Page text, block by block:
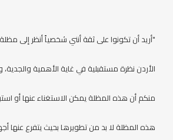
"أريد أن تكونوا على ثقة أنني شخصياً أنظر إلى
الأردن نظرة مستقبلية في غاية الأهمية والجدية،
منكم أن هذه المظلة يمكن الاستغناء عنها أو
هذه المظلة لا بد من تطويرها بحيث يتفرع عنها